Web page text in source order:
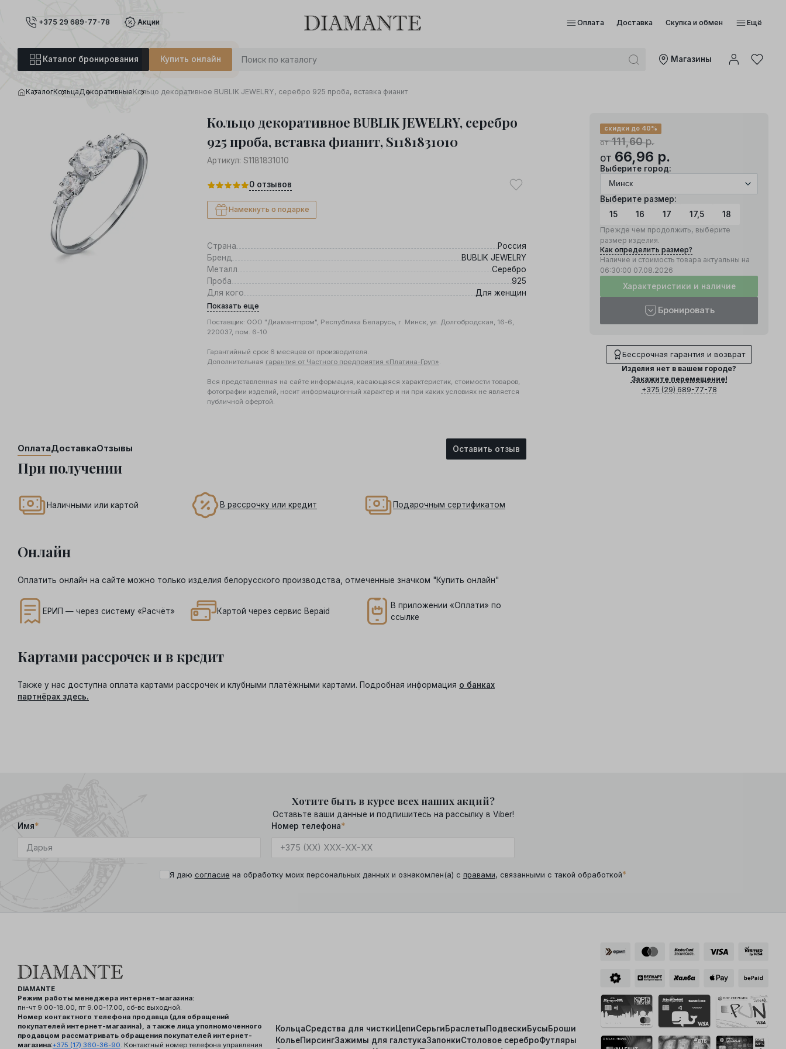
+375 29 689-77-78 Акции Оплата Доставка Скупка и обмен Ещё
Каталог бронирования Купить онлайн Mагазины
0 : 0 0
КаталогКольцаДекоративныеКольцо декоративное BUBLIK JEWELRY, серебро 925 проба, вставка фианит
Кольцо декоративное BUBLIK JEWELRY, серебро
925 проба, вставка фианит, S1181831010
Артикул: S1181831010
0 отзывов
Намекнуть о подарке
от111,60р.
скидки до 40%
от 66,96 р.
Выберите город:
Выберите размер:
15
16 17 17,5 18
Прежде чем продолжить, выберите
размер изделия.
Как определить размер?
Наличие и стоимость товара актуальны на
06:30:00 07.08.2026
Характеристики и наличие
Бронировать
Бессрочная гарантия и возврат
Изделия нет в вашем городе?
Закажите перемещение!
+375 (29) 689-77-78
Страна
Россия
Бренд
BUBLIK JEWELRY
Металл
Серебро
Проба
925
Для кого
Для женщин
Показать еще
Поставщик: ООО "Диамантпром", Республика Беларусь, г. Минск, ул. Долгобродская, 16-6,
220037, пом. 6-10
Гарантийный срок 6 месяцев от производителя.
Дополнительная гарантия от Частного предприятия «Платина-Груп».
Вся представленная на сайте информация, касающаяся характеристик, стоимости товаров,
фотографии изделий, носит информационный характер и ни при каких условиях не является
публичной офертой.
Оплата
При получении
Наличными или картой В рассрочку или кредит Подарочным сертификатом
Онлайн
Оплатить онлайн на сайте можно только изделия белорусского производства, отмеченные значком "Купить онлайн"
ЕРИП — через систему «Расчёт» Картой через сервис Bepaid
В приложении «Оплати» по
ссылке
Картами рассрочек и в кредит
Также у нас доступна оплата картами рассрочек и клубными платёжными картами. Подробная информация о банках
партнёрах здесь.
ДоставкаОтзывы Оставить отзыв
Хотите быть в курсе всех наших акций?
Оставьте ваши данные и подпишитесь на рассылку в Viber!
Имя* Номер телефона*
Я даю согласие на обработку моих персональных данных и ознакомлен(а) с правами, связанными с такой обработкой*
DIAMANTE
Режим работы менеджера интернет-магазина:
пн-чт 9.00-18.00, пт 9.00-17.00, сб-вс выходной.
Номер контактного телефона продавца (для обращений
покупателей интернет-магазина), а также лица уполномоченного
продавцом рассматривать обращения покупателей интернет-
магазина:+375 (17) 360-36-90 . Контактный номер телефона управления
КольцаСредства для чисткиЦепиСерьгиБраслетыПодвескиБусыБроши
КольеПирсингЗажимы для галстукаЗапонкиСтоловое сереброФутляры